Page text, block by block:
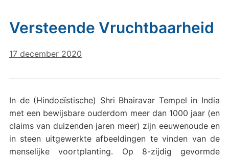
Versteende Vruchtbaarheid
17 december 2020
In de (Hindoeïstische) Shri Bhairavar Tempel in India
met een bewijsbare ouderdom meer dan 1000 jaar (en
claims van duizenden jaren meer) zijn eeuwenoude en
in steen uitgewerkte afbeeldingen te vinden van de
menselijke voortplanting. Op 8-zijdig gevormde